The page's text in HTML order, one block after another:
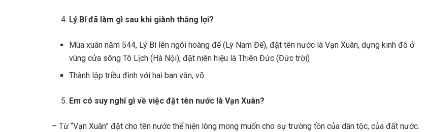
Lý Bí đã làm gì sau khi giành thắng lợi?
Mùa xuân năm 544, Lý Bí lên ngôi hoàng đế (Lý Nam Đế), đặt tên nước là Vạn Xuân, dựng kinh đô ở
vùng cửa sông Tô Lịch (Hà Nội), đặt niên hiệu là Thiên Đức (Đức trời)
Thành lập triều đình với hai ban văn, võ.
Em có suy nghĩ gì về việc đặt tên nước là Vạn Xuân?
– Từ “Vạn Xuân” đặt cho tên nước thể hiện lòng mong muốn cho sự trường tồn của dân tộc, của đất nước.